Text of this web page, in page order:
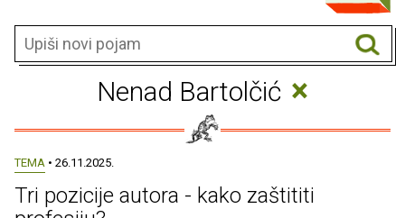
Nenad Bartolčić ×
TEMA • 26.11.2025.
Tri pozicije autora - kako zaštititi